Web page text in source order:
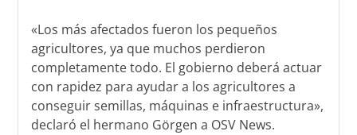
«Los más afectados fueron los pequeños
agricultores, ya que muchos perdieron
completamente todo. El gobierno deberá actuar
con rapidez para ayudar a los agricultores a
conseguir semillas, máquinas e infraestructura»,
declaró el hermano Görgen a OSV News.